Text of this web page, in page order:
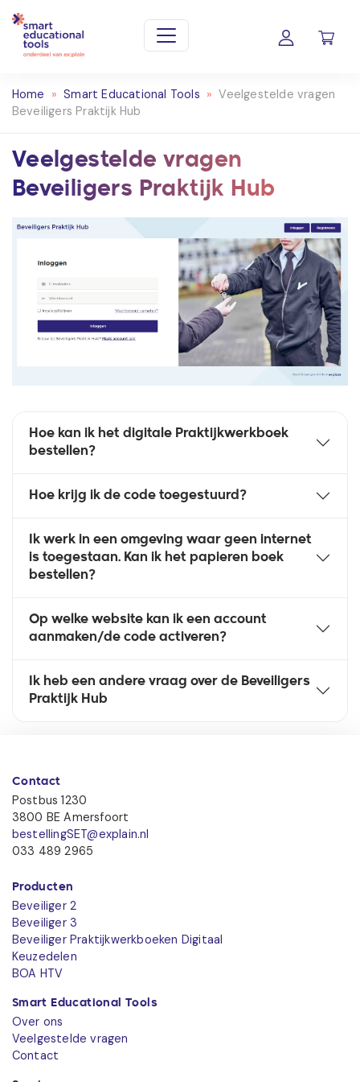
Home » Smart Educational Tools » Veelgestelde vragen
Beveiligers Praktijk Hub
Veelgestelde vragen
Beveiligers Praktijk Hub
Hoe kan ik het digitale Praktijkwerkboek
bestellen?
Hoe krijg ik de code toegestuurd?
Ik werk in een omgeving waar geen internet
is toegestaan. Kan ik het papieren boek
bestellen?
Op welke website kan ik een account
aanmaken/de code activeren?
Ik heb een andere vraag over de Beveiligers
Praktijk Hub
Contact
Postbus 1230
3800 BE Amersfoort
bestellingSET@explain.nl
033 489 2965
Producten
Beveiliger 2
Beveiliger 3
Beveiliger Praktijkwerkboeken Digitaal
Keuzedelen
BOA HTV
Smart Educational Tools
Over ons
Veelgestelde vragen
Contact